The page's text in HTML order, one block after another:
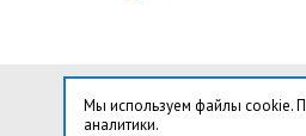
Мы используем файлы cookie.
аналитики.